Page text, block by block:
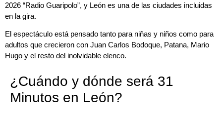
2026 “Radio Guaripolo”, y León es una de las ciudades incluidas
en la gira.
El espectáculo está pensado tanto para niñas y niños como para
adultos que crecieron con Juan Carlos Bodoque, Patana, Mario
Hugo y el resto del inolvidable elenco.
¿Cuándo y dónde será 31
Minutos en León?